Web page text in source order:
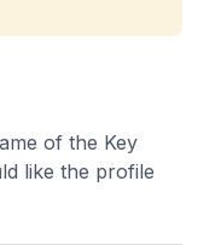
of the Key
like the profile